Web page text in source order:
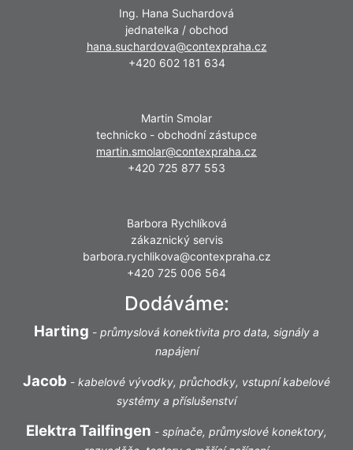
Ing. Hana Suchardová
jednatelka / obchod
hana.suchardova@contexpraha.cz
+420 602 181 634
Martin Smolar
technicko - obchodní zástupce
martin.smolar@contexpraha.cz
+420 725 877 553
Barbora Rychlíková
zákaznický servis
barbora.rychlikova@contexpraha.cz
+420 725 006 564
Dodáváme:
Harting - průmyslová konektivita pro data, signály a
napájení
Jacob - kabelové vývodky, průchodky, vstupní kabelové
systémy a příslušenství
Elektra Tailfingen - spínače, průmyslové konektory,